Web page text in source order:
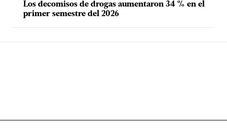
Los decomisos de drogas aumentaron 34 % en el
primer semestre del 2026